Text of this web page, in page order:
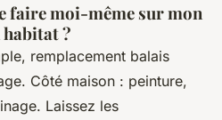
faire moi-même sur mon
habitat ?
remplacement balais
Côté maison : peinture,
Laissez les